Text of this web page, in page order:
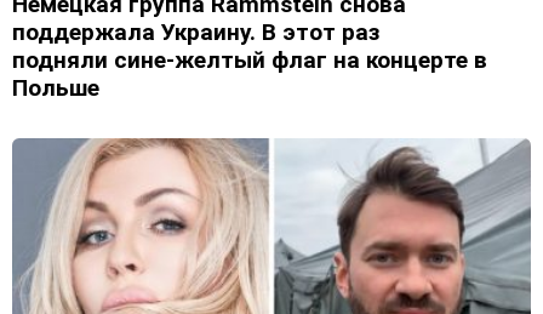
поддержала Украину. В этот раз
подняли сине-желтый флаг на концерте в
Польше